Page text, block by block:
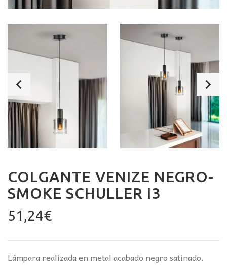
COLGANTE VENIZE NEGRO-
SMOKE SCHULLER I3
51,24€
Lámpara realizada en metal acabado negro satinado.